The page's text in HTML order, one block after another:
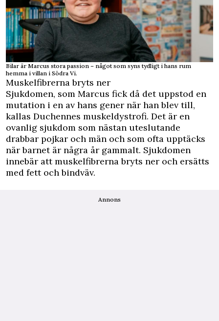
Bilar är Marcus stora passion – något som syns tydligt i hans rum
hemma i villan i Södra Vi.
Muskelfibrerna bryts ner
Sjukdomen, som Marcus fick då det uppstod en
mutation i en av hans gener när han blev till,
kallas Duchennes muskeldystrofi. Det är en
ovanlig sjukdom som nästan uteslutande
drabbar pojkar och män och som ofta upptäcks
när barnet är några år gammalt. Sjukdomen
innebär att muskelfibrerna bryts ner och ersätts
med fett och bindväv.
Annons